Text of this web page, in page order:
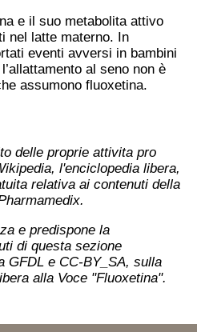
e il suo metabolita attivo
nel latte materno. In
eventi avversi in bambini
al seno non è
assumono fluoxetina.
delle proprie attivita pro
l'enciclopedia libera,
relativa ai contenuti della
e predispone la
di questa sezione
GFDL e CC-BY_SA, sulla
alla Voce "Fluoxetina".